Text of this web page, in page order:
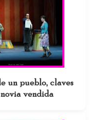
un pueblo, claves
vendida